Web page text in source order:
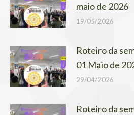
maio de 2026
19/05/2026
Roteiro da
01 Maio de
29/04/2026
Roteiro da